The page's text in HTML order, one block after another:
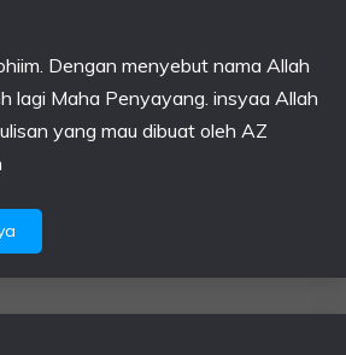
Dengan menyebut nama Allah
lagi Maha Penyayang. insyaa Allah
yang mau dibuat oleh AZ